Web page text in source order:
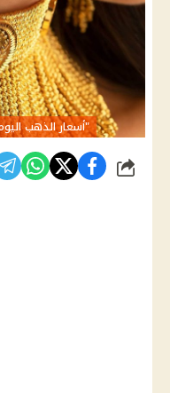
"أسعار الذهب اليوم".. عيار 21 ينخفض
شارك